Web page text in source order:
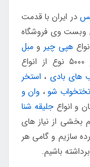
در ایران با قدمت
وبست وی فروشگاه
هپی چیر و مبل
با قیمت دست اول و ارزان بابیش از ۵۰۰۰ نوع از انواع
های بادی ، استخر
تختخواب شو، وان و
و انواعجلیقه شنا
بخشی از نیاز های
سازیم و گامی هر
باشیم.